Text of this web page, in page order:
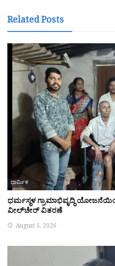
Related Posts
ಧಾರ್ಮಿಕ
ಧರ್ಮಸ್ಥಳ ಗ್ರಾಮಾಭಿವೃದ್ಧಿ
ವೀಲ್‌ಚೇರ್ ವಿತರಣೆ
August 5, 2026